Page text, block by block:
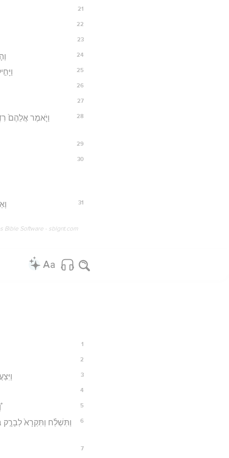
21
22
23
24
25
26
27
28
וַיֹּ֤אמֶר אֲלֵהֶם֙
29
30
31
Bible Software - sblgnt.com
1
2
3
4
5
6
וַתִּשְׁלַ֗ח וַתִּקְרָא֙ לְבָרָ֣ק
7